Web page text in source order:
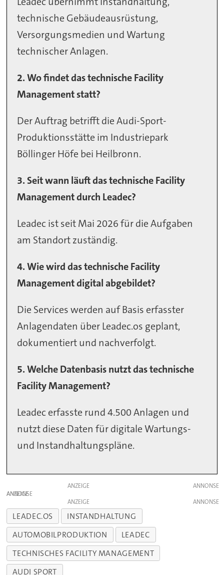
technische Gebäudeausrüstung,
Versorgungsmedien und Wartung
technischer Anlagen.
2. Wo findet das technische Facility
Management statt?
Der Auftrag betrifft die Audi-Sport-
Produktionsstätte im Industriepark
Böllinger Höfe bei Heilbronn.
3. Seit wann läuft das technische Facility
Management durch Leadec?
Leadec ist seit Mai 2026 für die Aufgaben
am Standort zuständig.
4. Wie wird das technische Facility
Management digital abgebildet?
Die Services werden auf Basis erfasster
Anlagendaten über Leadec.os geplant,
dokumentiert und nachverfolgt.
5. Welche Datenbasis nutzt das technische
Facility Management?
Leadec erfasste rund 4.500 Anlagen und
nutzt diese Daten für digitale Wartungs-
und Instandhaltungspläne.
ANZEIGE
ANZEIGE
ANZEIGE
LEADEC.OS
INSTANDHALTUNG
AUTOMOBILPRODUKTION
LEADEC
TECHNISCHES FACILITY MANAGEMENT
AUDI SPORT